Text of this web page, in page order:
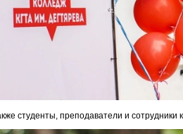
студенты, преподаватели и